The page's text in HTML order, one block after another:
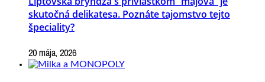
skutočná delikatesa. Poznáte tajomstvo tejto
špeciality?
20 mája, 2026